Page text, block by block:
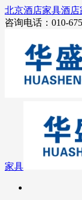
北京酒店家具酒店
咨询电话：010-
家具